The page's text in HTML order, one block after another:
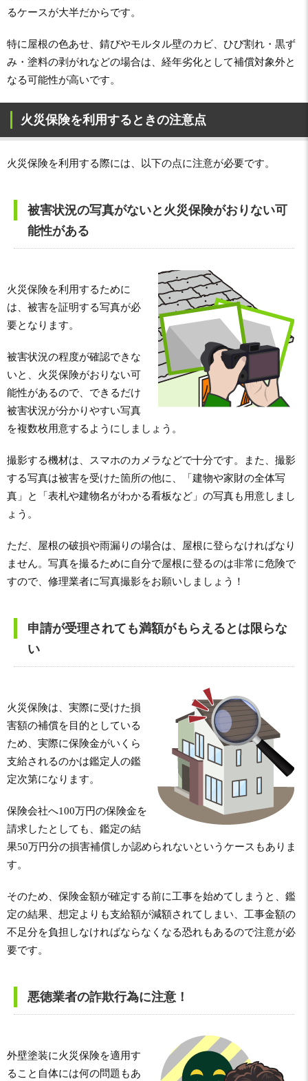
るケースが大半だからです。
特に屋根の色あせ、錆びやモルタル壁のカビ、ひび割れ・黒ず
み・塗料の剥がれなどの場合は、経年劣化として補償対象外と
なる可能性が高いです。
火災保険を利用するときの注意点
火災保険を利用する際には、以下の点に注意が必要です。
被害状況の写真がないと火災保険がおりない可
能性がある
火災保険を利用するために
は、被害を証明する写真が必
要となります。
被害状況の程度が確認できな
いと、火災保険がおりない可
能性があるので、できるだけ
被害状況が分かりやすい写真
を複数枚用意するようにしましょう。
撮影する機材は、スマホのカメラなどで十分です。また、撮影
する写真は被害を受けた箇所の他に、「建物や家財の全体写
真」と「表札や建物名がわかる看板など」の写真も用意しまし
ょう。
ただ、屋根の破損や雨漏りの場合は、屋根に登らなければなり
ません。写真を撮るために自分で屋根に登るのは非常に危険で
すので、修理業者に写真撮影をお願いしましょう！
申請が受理されても満額がもらえるとは限らな
い
火災保険は、実際に受けた損
害額の補償を目的としている
ため、実際に保険金がいくら
支給されるのかは鑑定人の鑑
定次第になります。
保険会社へ100万円の保険金を
請求したとしても、鑑定の結
果50万円分の損害補償しか認められないというケースもありま
す。
そのため、保険金額が確定する前に工事を始めてしまうと、鑑
定の結果、想定よりも支給額が減額されてしまい、工事金額の
不足分を負担しなければならなくなる恐れもあるので注意が必
要です。
悪徳業者の詐欺行為に注意！
外壁塗装に火災保険を適用す
ること自体には何の問題もあ